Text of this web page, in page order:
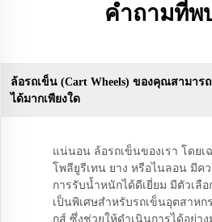
คำถามที่พ
ล้อรถเข็น (Cart Wheels) ของคุณสามาร
ได้มากเพียงใด
แน่นอน ล้อรถเข็นของเรา โดยเ
โพลียูรีเทน ยาง หรือไนลอน มีค
การรับน้ำหนักได้ดีเยี่ยม มีตัวเลื
เป็นพิเศษสำหรับรถเข็นอุตสาหก
กส์ ซึ่งช่วยให้ดำเนินการได้อย่า